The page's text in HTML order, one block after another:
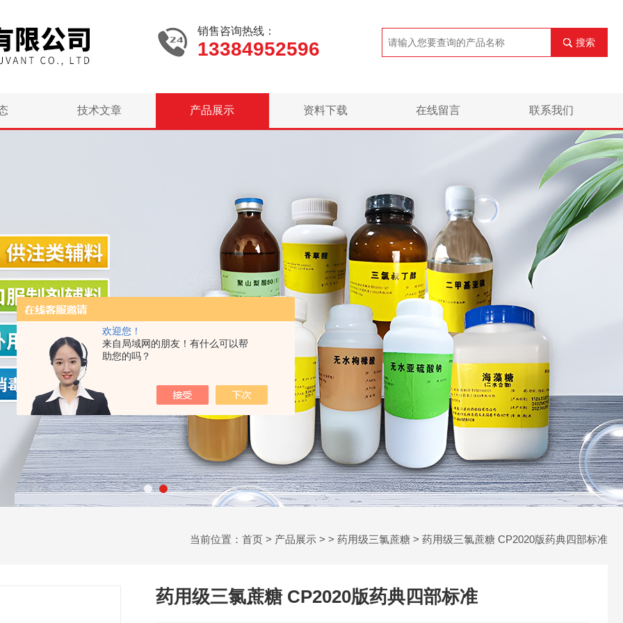
欢迎您！
来自局域网的朋友！有什么可以帮
助您的吗？
销售咨询热线：
13384952596 搜索
技术文章 产品展示 资料下载 在线留言 联系我们
当前位置： 首页 > 产品展示 > > 药用级三氯蔗糖 > 药用级三氯蔗糖 CP2020版药典四部标准
药用级三氯蔗糖 CP2020版药典四部标准